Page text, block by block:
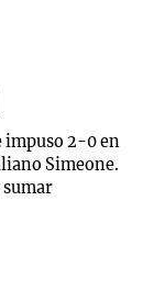
impuso 2-0 en
Simeone.
sumar